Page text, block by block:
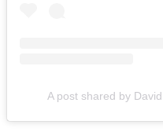
A post shared by